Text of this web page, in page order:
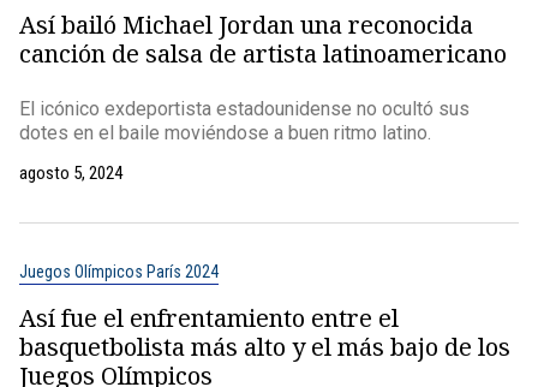
Así bailó Michael Jordan una reconocida
canción de salsa de artista latinoamericano
El icónico exdeportista estadounidense no ocultó sus
dotes en el baile moviéndose a buen ritmo latino.
agosto 5, 2024
Juegos Olímpicos París 2024
Así fue el enfrentamiento entre el
basquetbolista más alto y el más bajo de los
Juegos Olímpicos